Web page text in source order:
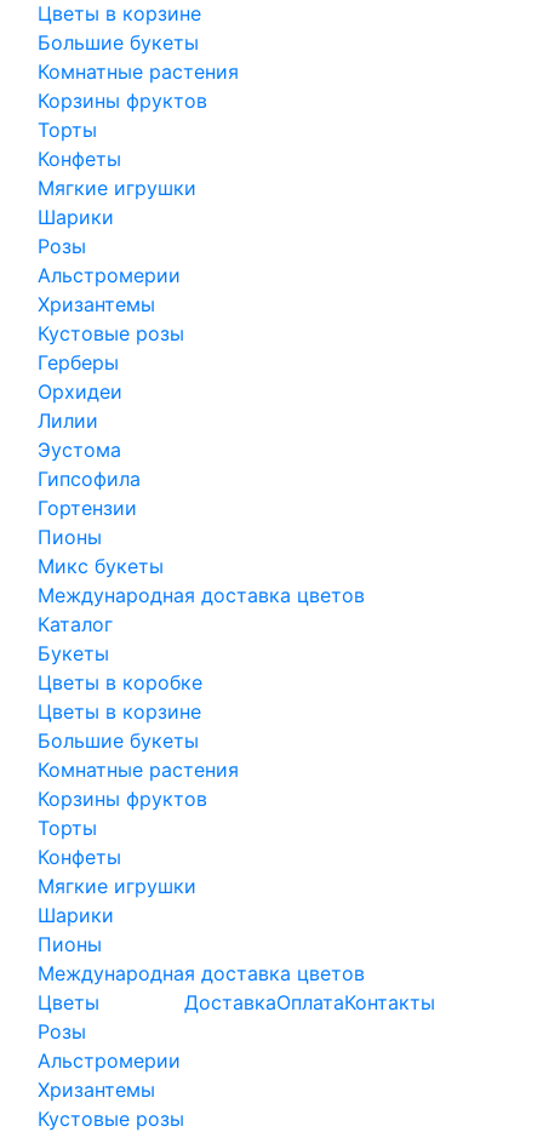
Цветы в корзине
Большие букеты
Комнатные растения
Корзины фруктов
Торты
Конфеты
Мягкие игрушки
Шарики
Розы
Альстромерии
Хризантемы
Кустовые розы
Герберы
Орхидеи
Лилии
Эустома
Гипсофила
Гортензии
Пионы
Микс букеты
Международная доставка цветов
Каталог
Букеты
Цветы в коробке
Цветы в корзине
Большие букеты
Комнатные растения
Корзины фруктов
Торты
Конфеты
Мягкие игрушки
Шарики
Пионы
Международная доставка цветов
Цветы
Розы
Альстромерии
Хризантемы
Кустовые розы
ДоставкаОплатаКонтакты